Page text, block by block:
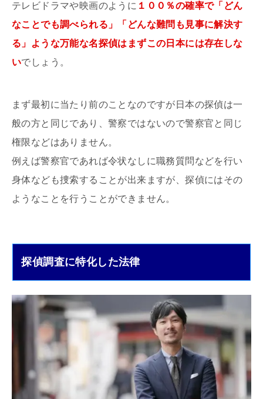
テレビドラマや映画のように １００％の確率で「どん
なことでも調べられる」「どんな難問も見事に解決す
る」ような万能な名探偵はまずこの日本には存在しな
いでしょう。
まず最初に当たり前のことなのですが日本の探偵は一
般の方と同じであり、警察ではないので警察官と同じ
権限などはありません。
例えば警察官であれば令状なしに職務質問などを行い
身体なども捜索することが出来ますが、探偵にはその
ようなことを行うことができません。
探偵調査に特化した法律